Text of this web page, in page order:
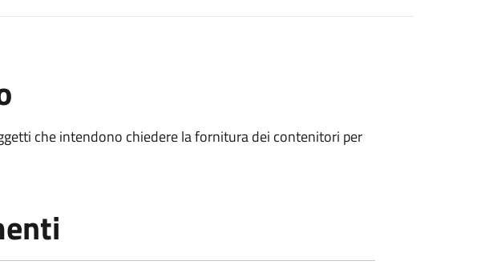
che intendono chiedere la fornitura dei contenitori per